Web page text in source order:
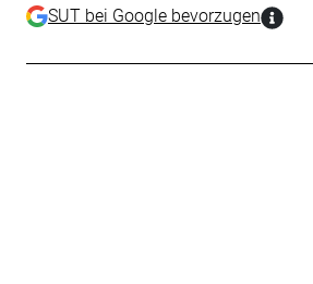
SUT bei Google bevorzugen